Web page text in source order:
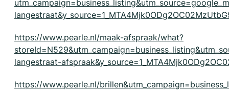
https://www.pearle.nl/maak-afspraak/what?
langestraat-
https://www.pearle.nl/